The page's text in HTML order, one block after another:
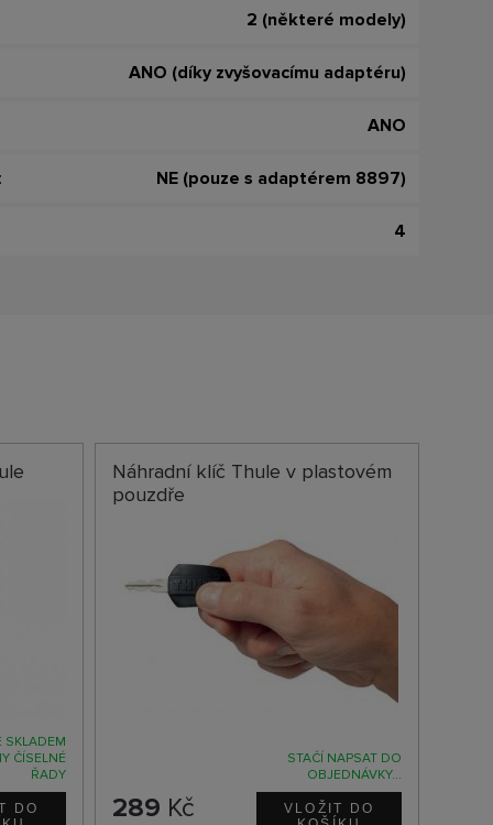
2 (některé modely)
ANO (díky zvyšovacímu adaptéru)
ANO
NE (pouze s adaptérem 8897)
4
SKLADEM
ČÍSELNÉ
ŘADY
Náhradní klíč Thule v plastovém
pouzdře
STAČÍ NAPSAT DO
OBJEDNÁVKY...
289 Kč